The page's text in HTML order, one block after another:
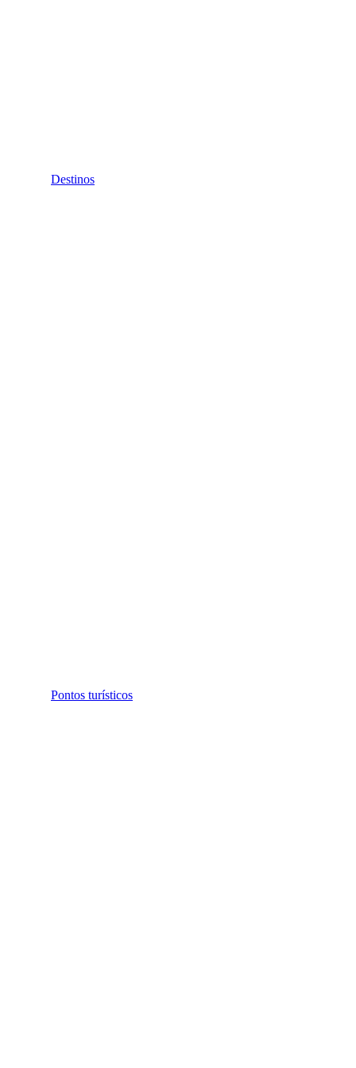
Destinos
Pontos turísticos